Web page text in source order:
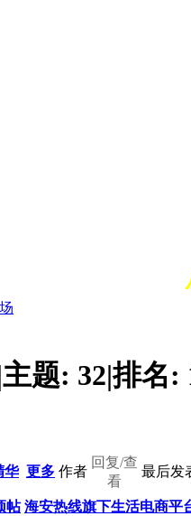
主题: 32|排名:
华 更多 作者
回复/查
看
最后发
帖 海安热线旗下生活电商平